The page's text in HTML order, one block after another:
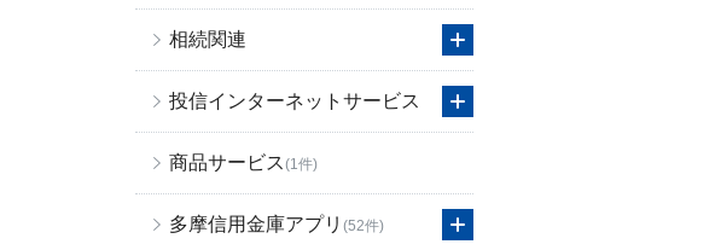
相続関連
投信インターネットサービス
商品サービス(1件)
多摩信用金庫アプリ (52件)